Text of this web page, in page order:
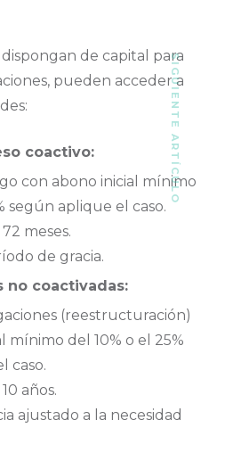
de capital para
pueden acceder a
coactivo:
con abono inicial mínimo
según aplique el caso.
meses.
de gracia.
no coactivadas:
(reestructuración)
mínimo del 10% o el 25%
caso.
años.
ajustado a la necesidad
SIGUIENTE ARTÍCULO